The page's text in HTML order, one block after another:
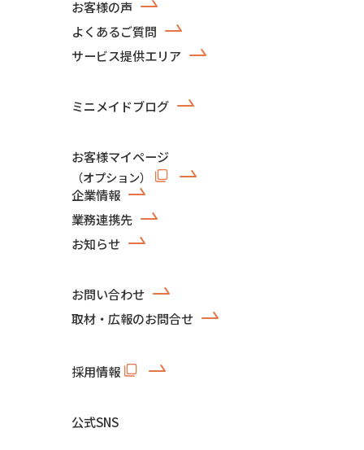
お客様の声
よくあるご質問
サービス提供エリア
ミニメイドブログ
お客様マイページ
（オプション）
企業情報
業務連携先
お知らせ
お問い合わせ
取材・広報のお問合せ
採用情報
公式SNS